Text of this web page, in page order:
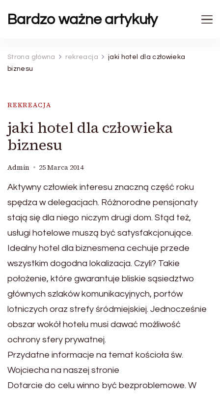
Bardzo ważne artykuły
Strona główna rekreacja
jaki hotel dla człowieka
biznesu
REKREACJA
jaki hotel dla człowieka
biznesu
Admin 25 Marca 2014
Aktywny człowiek interesu znaczną część roku
spędza w delegacjach. Różnorodne pensjonaty
stają się dla niego niczym drugi dom. Stąd też,
usługi hotelowe muszą być satysfakcjonujące.
Idealny hotel dla biznesmena cechuje przede
wszystkim dogodna lokalizacja. Czyli? Takie
położenie, które gwarantuje bliskie sąsiedztwo
głównych szlaków komunikacyjnych, portów
lotniczych oraz strefy śródmiejskiej. Jednocześnie
obszar wokół hotelu musi dawać możliwość
ochrony sfery prywatnej.
Przydatne informacje na temat kościoła św.
Wojciecha na naszej stronie
Dotarcie do celu winno być bezproblemowe. W